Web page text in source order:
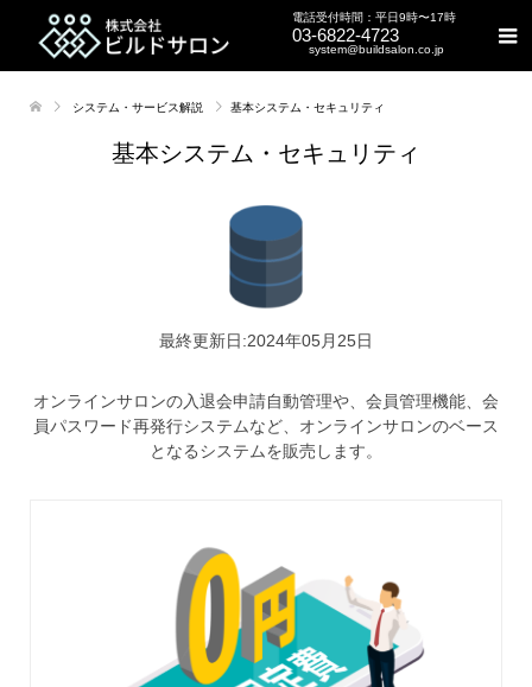
電話受付時間：平日9時〜17時
03-6822-4723
system@buildsalon.co.jp
システム・サービス解説 基本システム・セキュリティ
基本システム・セキュリティ
最終更新日:2024年05月25日
オンラインサロンの入退会申請自動管理や、会員管理機能、会
員パスワード再発行システムなど、オンラインサロンのベース
となるシステムを販売します。